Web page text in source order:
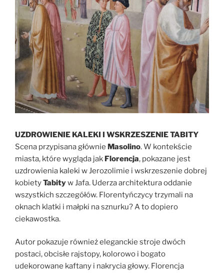
UZDROWIENIE KALEKI I WSKRZESZENIE TABITY
Scena przypisana głównie Masolino. W kontekście
miasta, które wygląda jak Florencja, pokazane jest
uzdrowienia kaleki w Jerozolimie i wskrzeszenie dobrej
kobietyTabityw Jafa. Uderza architektura oddanie
wszystkich szczegółów. Florentyńczycy trzymali na
oknach klatki i małpki na sznurku? A to dopiero
ciekawostka.
Autor pokazuje również eleganckie stroje dwóch
postaci, obcisłe rajstopy, kolorowo i bogato
udekorowane kaftany i nakrycia głowy. Florencja